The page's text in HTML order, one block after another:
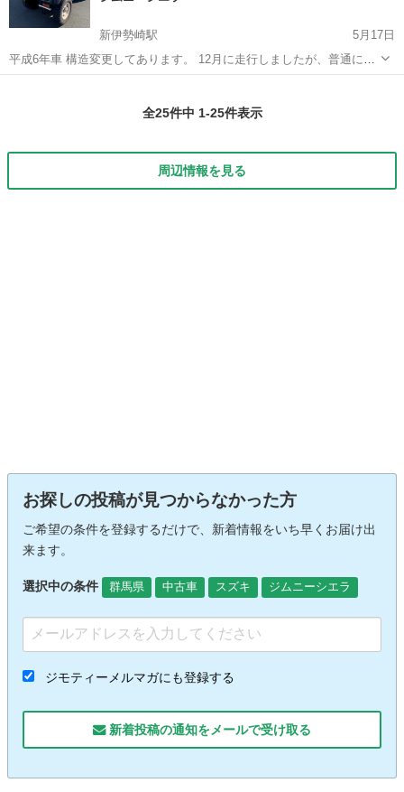
新伊勢崎駅
5月17日
平成6年車 構造変更してあります。 12月に走行しましたが、普通に走
りました。 走行距離はメーター交換している為不明です。 譲り受け
で、色々楽だと思います。 税...全25件中 1-25件表示
周辺情報を見る
お探しの投稿が見つからなかった方
ご希望の条件を登録するだけで、新着情報をいち早くお届け出
来ます。
選択中の条件 群馬県 中古車 スズキ ジムニーシエラ
ジモティーメルマガにも登録する
新着投稿の通知をメールで受け取る